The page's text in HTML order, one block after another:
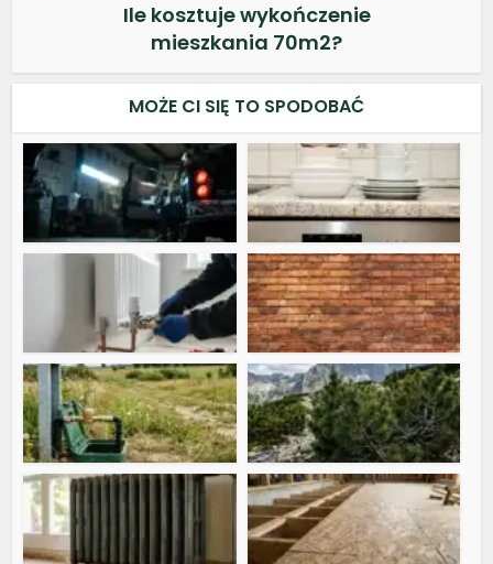
Ile kosztuje wykończenie
mieszkania 70m2?
MOŻE CI SIĘ TO SPODOBAĆ